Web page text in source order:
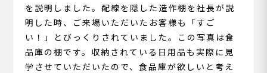
を説明しました。配線を隠した造作棚を社長が説
明した時、ご来場いただいたお客様も「すご
い！」とびっくりされていました。この写真は食
品庫の棚です。収納されている日用品も実際に見
学させていただいたので、食品庫が欲しいと考え